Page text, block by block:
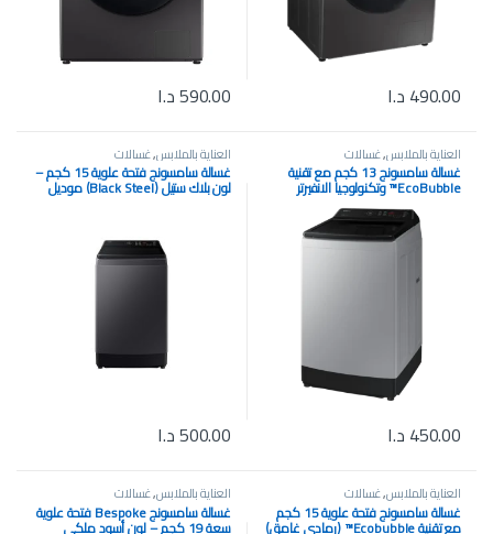
490.00 د.ا 590.00د.ا
العناية بالملابس,غسالات
غسالة سامسونج 13 كجم مع تقنية
EcoBubble™️ وتكنولوجيا الانفيرتر
الرقمي موديل WA13CG5441BYRQ
450.00 د.ا
العناية بالملابس,غسالات
غسالة سامسونج فتحة علوية 15 كجم –
لون بلاك ستيل (Black Steel) موديل
WA15S5CRQ
500.00د.ا
العناية بالملابس,غسالات
غسالة سامسونج فتحة علوية 15 كجم
مع تقنية Ecobubble™️ (رمادي غامق)
العناية بالملابس,غسالات
غسالة سامسونج Bespoke فتحة علوية
سعة 19 كجم – لون أسود ملكي